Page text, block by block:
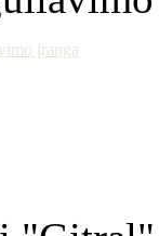
įranga